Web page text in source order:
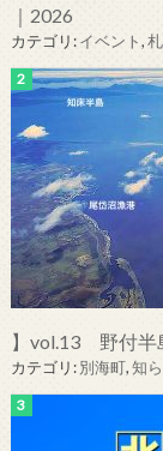
｜2026
カテゴリ:イベント,
】vol.13 野付半
カテゴリ:別海町,知